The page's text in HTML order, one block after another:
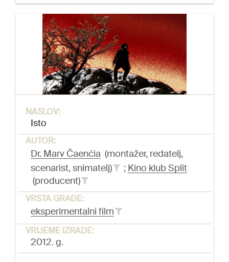
NASLOV:
Isto
AUTOR:
Dr. Marv Čaenćia (montažer, redatelj,
scenarist, snimatelj)
; Kino klub Split
(producent)
VRSTA GRAĐE:
eksperimentalni film
VRIJEME IZRADE:
2012. g.